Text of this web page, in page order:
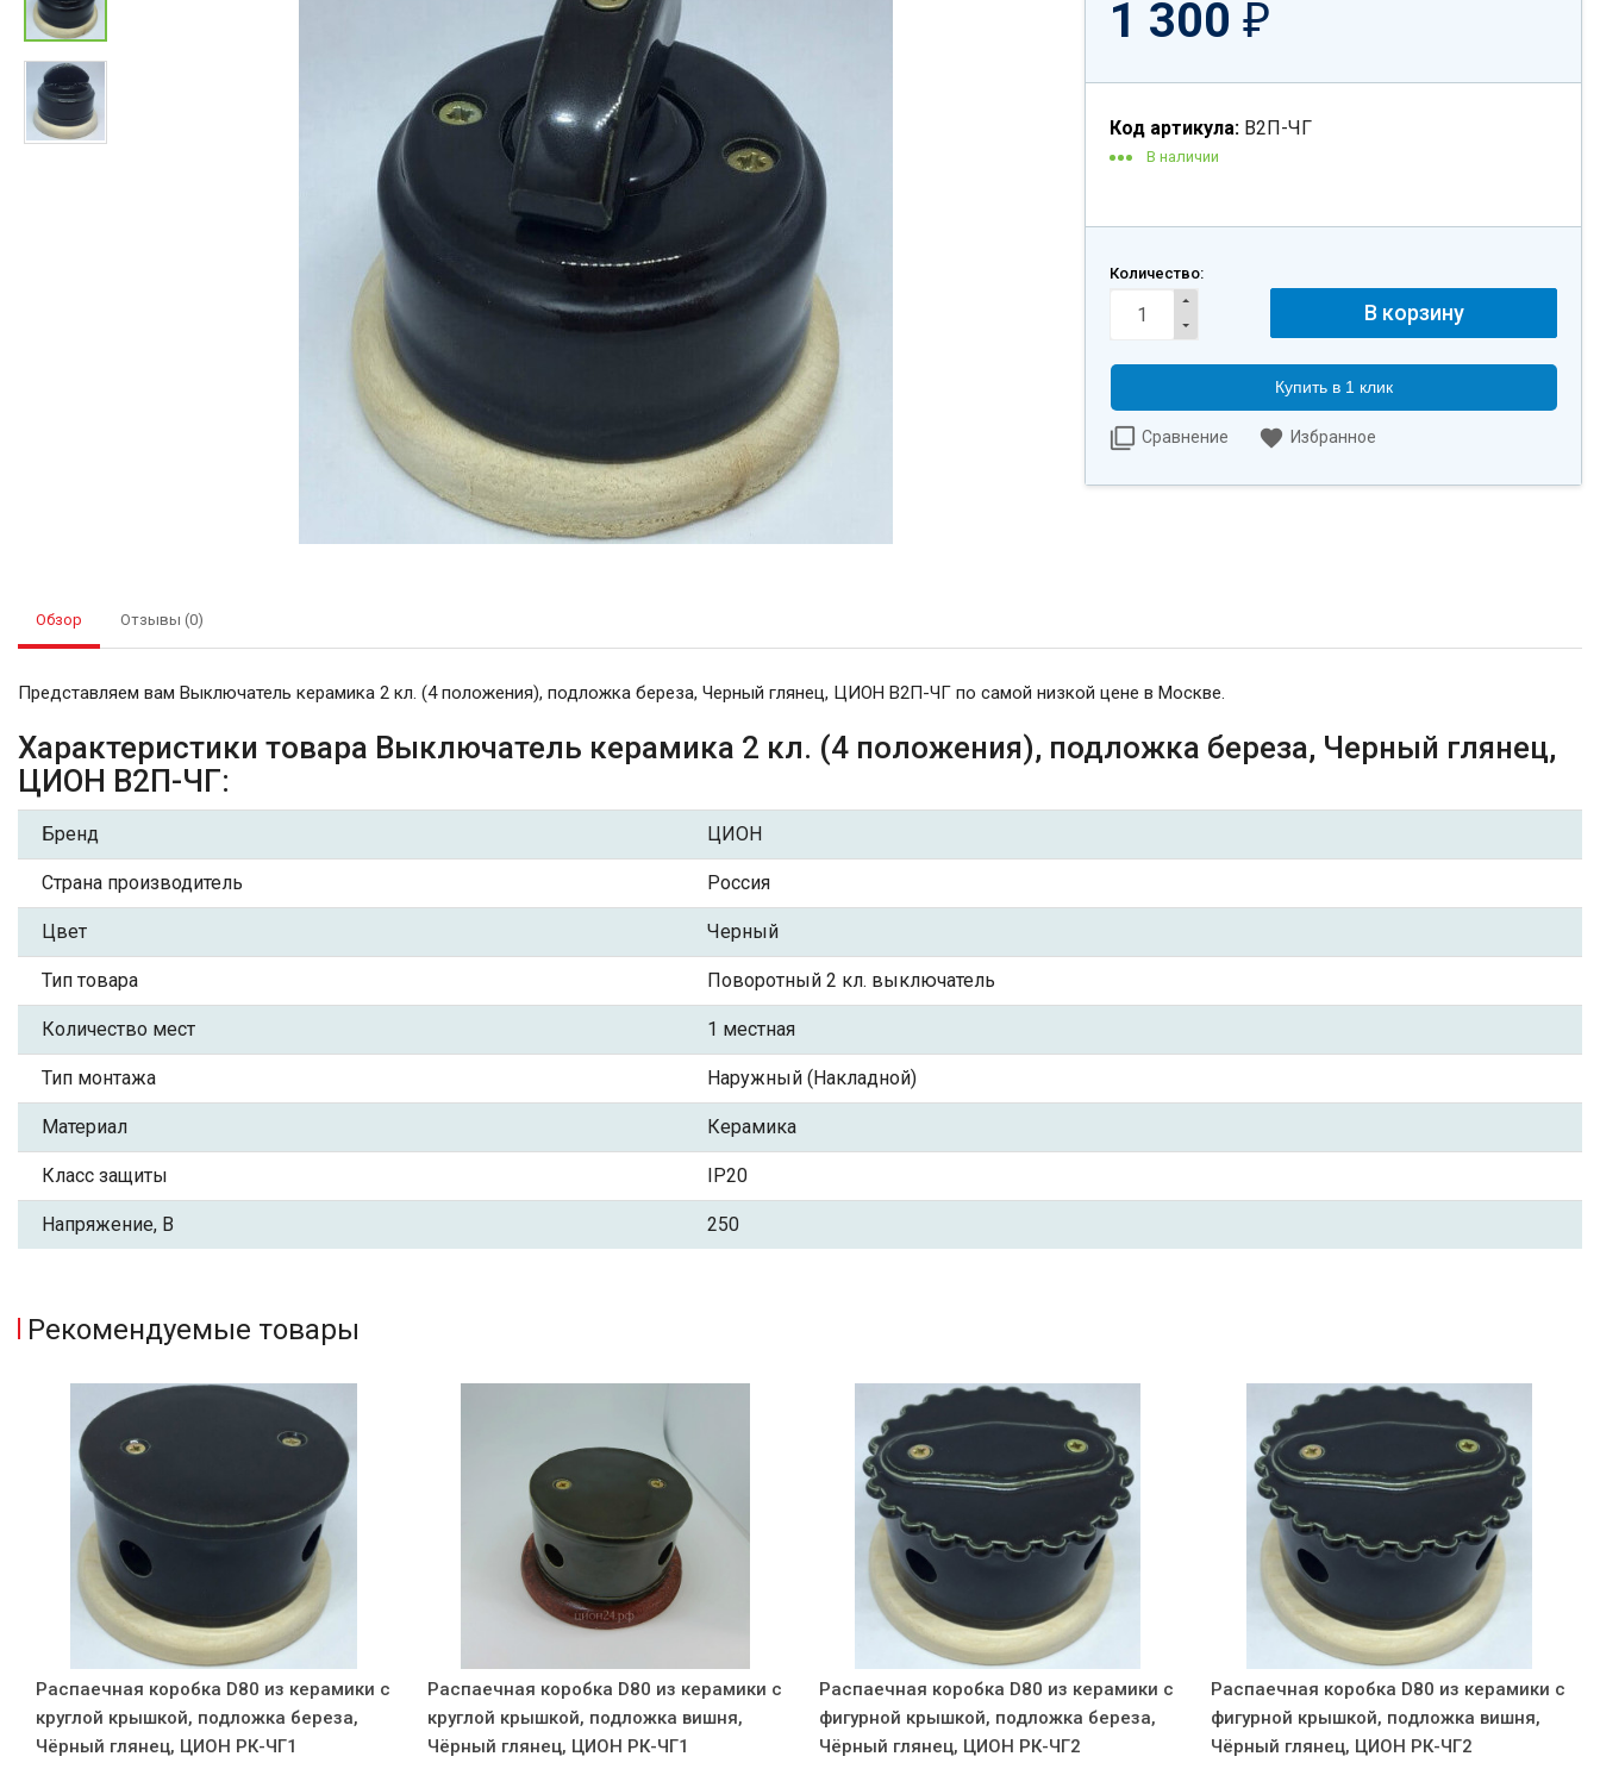
1 300 ₽
Код артикула: В2П-ЧГ
В наличии
Количество:
Купить в 1 клик
Сравнение Избранное
Обзор Отзывы (0)
Представляем вам Выключатель керамика 2 кл. (4 положения), подложка береза, Черный глянец, ЦИОН В2П-ЧГ по самой низкой цене в Москве.
Характеристики товара Выключатель керамика 2 кл. (4 положения), подложка береза, Черный глянец,
ЦИОН В2П-ЧГ:
Бренд ЦИОН
Страна производитель Россия
Цвет Черный
Тип товара Поворотный 2 кл. выключатель
Количество мест 1 местная
Тип монтажа Наружный (Накладной)
Материал Керамика
Класс защиты IP20
Напряжение, В 250
Рекомендуемые товары
Распаечная коробка D80 из керамики с
круглой крышкой, подложка береза,
Чёрный глянец, ЦИОН РК-ЧГ1
Распаечная коробка D80 из керамики с
круглой крышкой, подложка вишня,
Чёрный глянец, ЦИОН РК-ЧГ1
Распаечная коробка D80 из керамики с
фигурной крышкой, подложка береза,
Чёрный глянец, ЦИОН РК-ЧГ2
Распаечная коробка D80 из керамики с
фигурной крышкой, подложка вишня,
Чёрный глянец, ЦИОН РК-ЧГ2